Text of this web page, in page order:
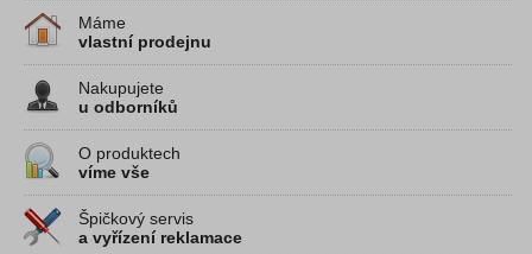
Máme
vlastní prodejnu
Nakupujete
u odborníků
O produktech
víme vše
Špičkový servis
a vyřízení reklamace